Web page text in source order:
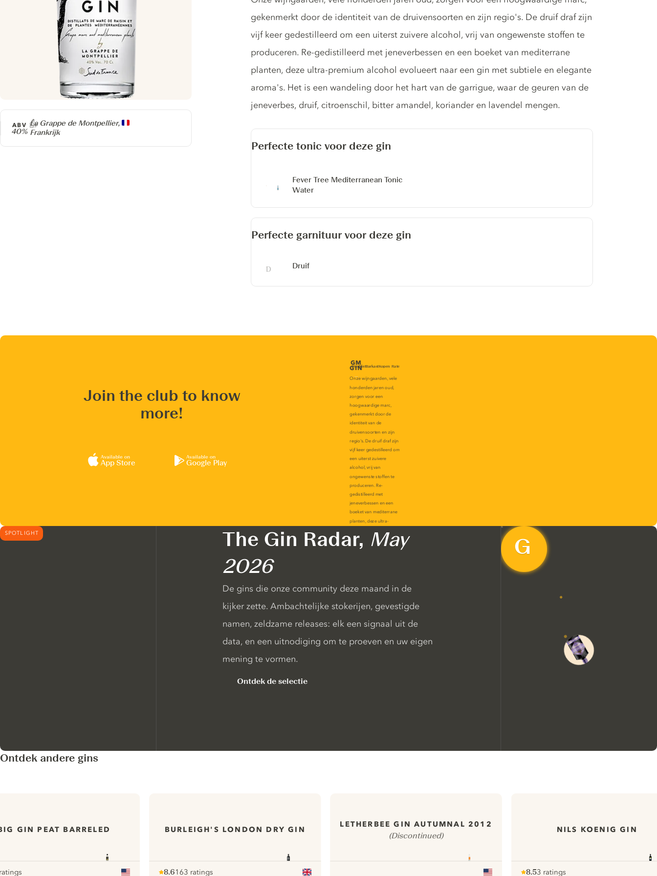
Producer
La Grappe de Montpellier,
Frankrijk
ABV
40%
gekenmerkt door de identiteit van de druivensoorten en zijn regio's. De druif draf zijn
vijf keer gedestilleerd om een ​​uiterst zuivere alcohol, vrij van ongewenste stoffen te
produceren. Re-gedistilleerd met jeneverbessen en een boeket van mediterrane
planten, deze ultra-premium alcohol evolueert naar een gin met subtiele en elegante
aroma's. Het is een wandeling door het hart van de garrigue, waar de geuren van de
jeneverbes, druif, citroenschil, bitter amandel, koriander en lavendel mengen.
Perfecte tonic voor deze gin
Fever Tree Mediterranean Tonic
Water
Perfecte garnituur voor deze gin
Druif
Join the club to know
more!
Available on
App Store
Available on
Google Play
SPOTLIGHT The Gin Radar, May
2026
De gins die onze community deze maand in de
kijker zette. Ambachtelijke stokerijen, gevestigde
namen, zeldzame releases: elk een signaal uit de
data, en een uitnodiging om te proeven en uw eigen
mening te vormen.
Ontdek de selectie
Ontdek andere gins
GIN PEAT BARRELED BURLEIGH'S LONDON DRY GIN
8.6163 ratings
LETHERBEE GIN AUTUMNAL 2012
(Discontinued)
NILS KOENIG GIN
8.53 ratings
onze website te verbeteren.
Mijn cookie-instellingen aanpassen